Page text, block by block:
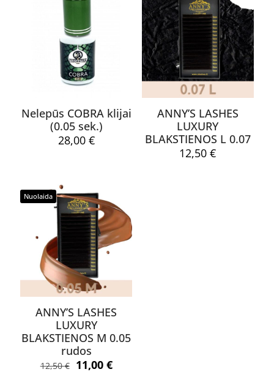
Jūsų įvertinimas
1 iš 5
žvaigždučių
žvaigždučių
3 iš 5
žvaigždučių
Pavadinimas*
Noriu savo interneto naršyklėje išsaugoti vardą, el. pašto
adresą ir interneto puslapį, kad jų nebereiktų įvesti iš naujo, kai
kitą kartą vėl norėsiu parašyti komentarą.
Nelepūs COBRA klijai
(0.05 sek.)
28,00 €
ANNY’S LASHES
LUXURY
BLAKSTIENOS L 0.07
12,50€
Nuolaida
ANNY’S LASHES
LUXURY
BLAKSTIENOS M 0.05
rudos
12,50€ Original
11,00 €Current